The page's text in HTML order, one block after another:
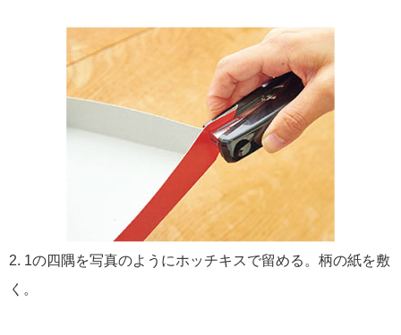
2. 1の四隅を写真のようにホッチキスで留める。柄の紙を敷
く。